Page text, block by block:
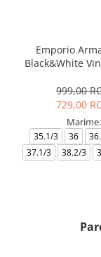
Emporio
Black&White
999,00
729,00
Marime:
35.1/3 36
37.1/3
38.2/3